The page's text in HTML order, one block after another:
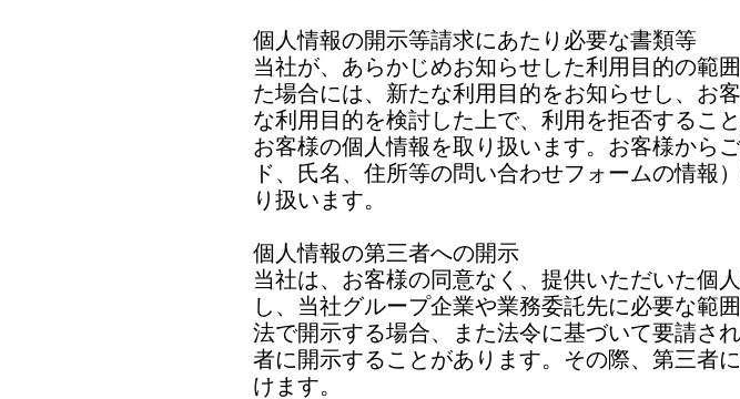
個人情報の開示等請求にあたり必要な書類等
当社が、あらかじめお知らせした利用目的の範
た場合には、新たな利用目的をお知らせし、お
な利用目的を検討した上で、利用を拒否するこ
お客様の個人情報を取り扱います。お客様から
ド、氏名、住所等の問い合わせフォームの情報
り扱います。
個人情報の第三者への開示
当社は、お客様の同意なく、提供いただいた個
し、当社グループ企業や業務委託先に必要な範
法で開示する場合、また法令に基づいて要請さ
者に開示することがあります。その際、第三者
けます。